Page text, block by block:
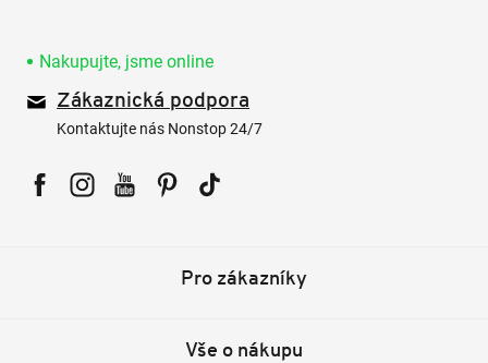
Nakupujte, jsme online
Zákaznická podpora
Kontaktujte nás Nonstop 24/7
Pro zákazníky
Vše o nákupu